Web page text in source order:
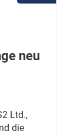
neu
Ltd.,
die